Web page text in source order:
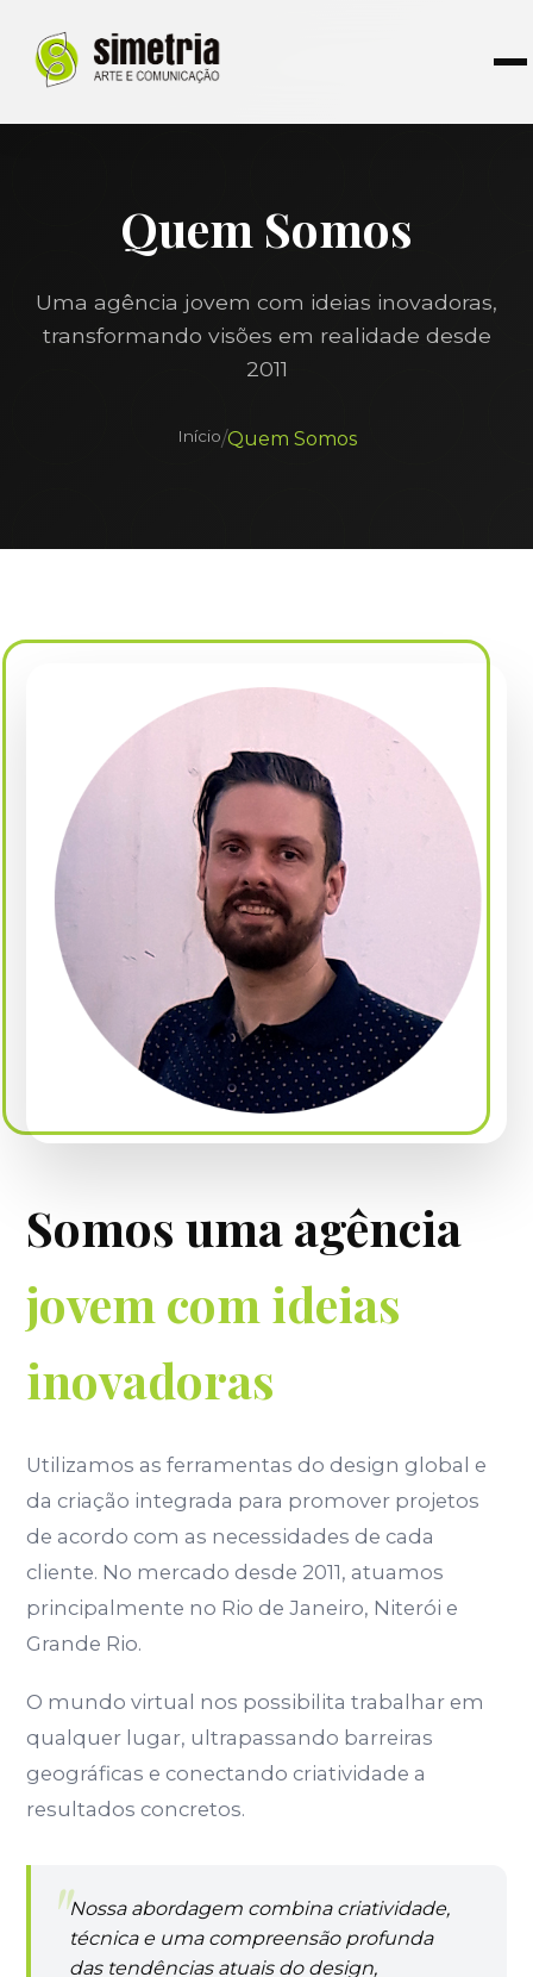
Quem Somos
Uma agência jovem com ideias inovadoras,
transformando visões em realidade desde
2011
Início/Quem Somos
Somos uma agência
jovem com ideias
inovadoras
Utilizamos as ferramentas do design global e
da criação integrada para promover projetos
de acordo com as necessidades de cada
cliente. No mercado desde 2011, atuamos
principalmente no Rio de Janeiro, Niterói e
Grande Rio.
O mundo virtual nos possibilita trabalhar em
qualquer lugar, ultrapassando barreiras
geográficas e conectando criatividade a
resultados concretos.
Nossa abordagem combina criatividade,
técnica e uma compreensão profunda
das tendências atuais do design,